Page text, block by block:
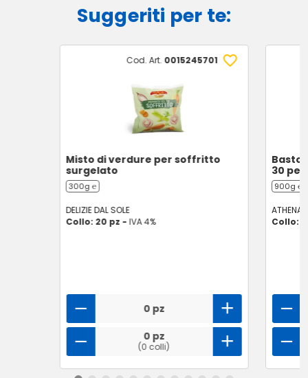
Suggeriti per te:
Cod. Art. 0015245701
Misto di verdure per soffritto
surgelato
300g ℮
DELIZIE DAL SOLE
Collo: 20 pz - IVA 4%
0 pz
0 pz
(0 colli)
30
900g ℮
ATHENA
Collo: